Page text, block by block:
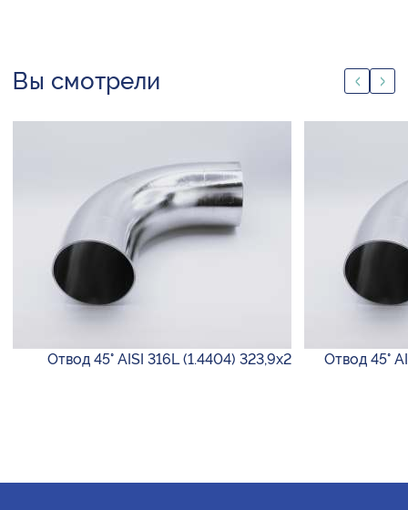
Вы смотрели
Отвод 45° AISI 316L (1.4404) 323,9х2 Отвод 45°